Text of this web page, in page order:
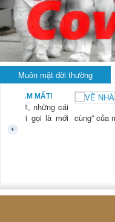
Muôn mặt đời thường
NAM MẤT!
“Xời, những cái
mới gọi là mới cùng” của